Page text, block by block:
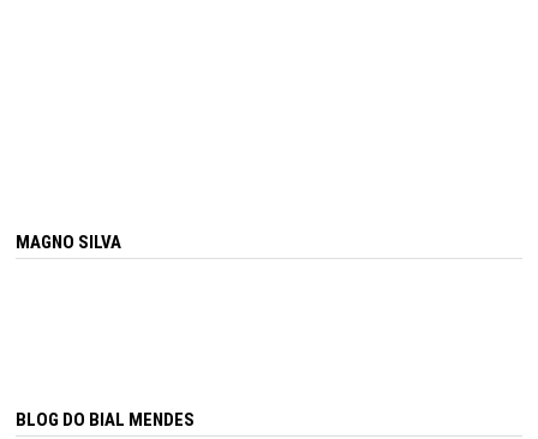
MAGNO SILVA
BLOG DO BIAL MENDES